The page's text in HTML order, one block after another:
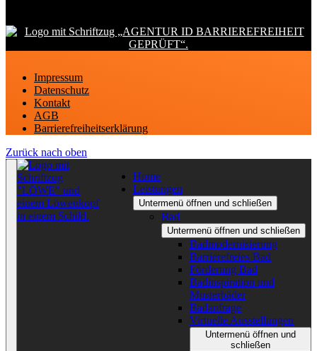
Impressum
Datenschutz
Kontakt
AGB
Barrierefreiheitserklärung
Zurück nach oben
Home
Leistungen
Untermenü öffnen und schließen
Bad
Untermenü öffnen und schließen
Badmodernisierung
Barrierefreies Bad
Förderung Bad
Badinspiration und
Musterbäder
Badanfrage
Virtuelle Ausstellungen
Untermenü öffnen und
schließen